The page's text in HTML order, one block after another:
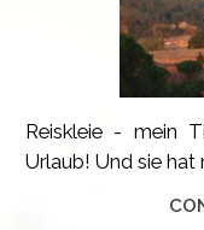
Reiskleie - mein
Urlaub! Und sie hat